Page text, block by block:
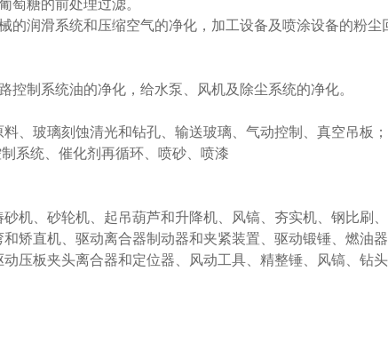
润滑系统和压缩空气的净化，加工设备及喷涂设备的粉尘
制系统油的净化，给水泵、风机及除尘系统的净化。
、玻璃刻蚀清光和钻孔、输送玻璃、气动控制、真空吊板
系统、催化剂再循环、喷砂、喷漆
机、砂轮机、起吊葫芦和升降机、风镐、夯实机、钢比刷
矫直机、驱动离合器制动器和夹紧装置、驱动锻锤、燃油器
压板夹头离合器和定位器、风动工具、精整锤、风镐、钻